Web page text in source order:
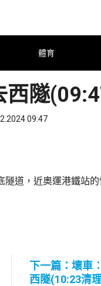
體育
西隧
09:47
隧道，近奧運港鐵站
下一篇：壞車
西隧(10:23清